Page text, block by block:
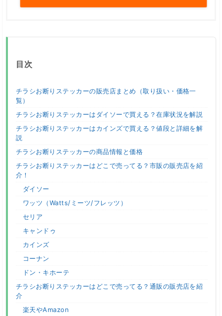
目次
チラシお断りステッカーの販売店まとめ（取り扱い・価格一
覧）
チラシお断りステッカーはダイソーで買える？在庫状況を解説
チラシお断りステッカーはカインズで買える？値段と詳細を解
説
チラシお断りステッカーの商品情報と価格
チラシお断りステッカーはどこで売ってる？市販の販売店を紹
介！
ダイソー
ワッツ（Watts/ミーツ/フレッツ）
セリア
キャンドゥ
カインズ
コーナン
ドン・キホーテ
チラシお断りステッカーはどこで売ってる？通販の販売店を紹
介
楽天やAmazon